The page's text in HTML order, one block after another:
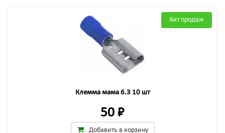
Хит продаж
Клемма мама 6.3 10 шт
50 ₽
Добавить в корзину